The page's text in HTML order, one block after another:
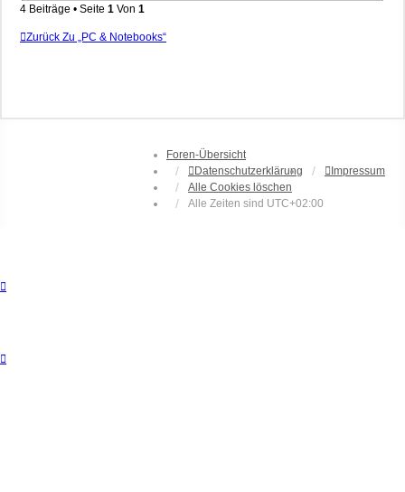
4 Beiträge • Seite 1 Von 1
Zurück Zu „PC & Notebooks“
Foren-Übersicht
Datenschutzerklärung
Impressum
Alle Cookies löschen
Alle Zeiten sind UTC+02:00